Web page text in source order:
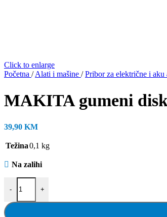
Click to enlarge
Početna / Alati i mašine / Pribor za električne i aku
MAKITA gumeni
39,90 KM
Težina0,1 kg
Na zalihi
-
MAKITA gumeni disk za vibracionu brusilicu,
+